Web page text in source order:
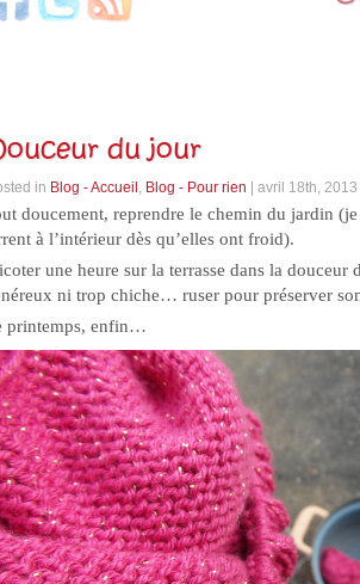
du jour
in Blog - Accueil , Blog - Pour rien | avril 18th, 2013
doucement, reprendre le chemin du jardin
à l’intérieur dès qu’elles ont froid).
une heure sur la terrasse dans la douceur
ni trop chiche… ruser pour préserver
printemps, enfin…